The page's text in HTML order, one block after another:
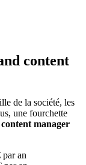
content
de la société, les
une fourchette
manager
an